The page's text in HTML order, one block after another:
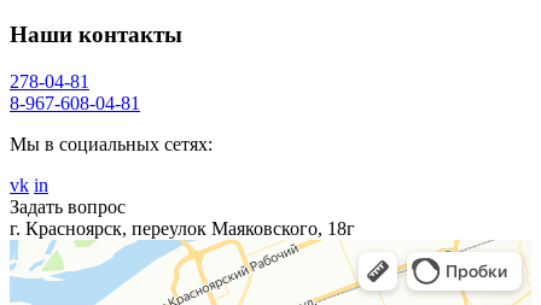
Наши контакты
278-04-81
8-967-608-04-81
Мы в социальных сетях:
vk in
Задать вопрос
г. Красноярск, переулок Маяковского, 18г